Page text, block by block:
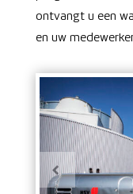
ontvangt u een
en uw